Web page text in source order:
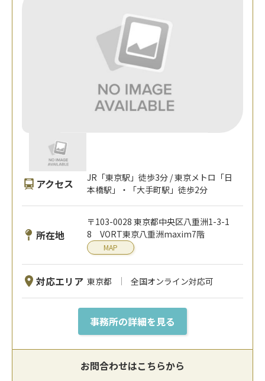
アクセス
JR「東京駅」徒歩3分 / 東京メトロ「日
本橋駅」・「大手町駅」徒歩2分
所在地
〒103-0028 東京都中央区八重洲1-3-1
8 VORT東京八重洲maxim7階
MAP
対応エリア 東京都 全国オンライン対応可
事務所の詳細を見る
お問合わせはこちらから